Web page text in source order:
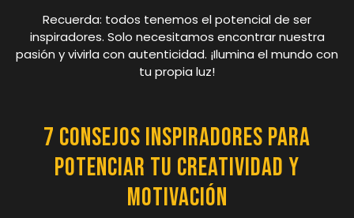
Recuerda: todos tenemos el potencial de ser
inspiradores. Solo necesitamos encontrar nuestra
pasión y vivirla con autenticidad. ¡Ilumina el mundo con
tu propia luz!
7 consejos inspiradores para
potenciar tu creatividad y
motivación